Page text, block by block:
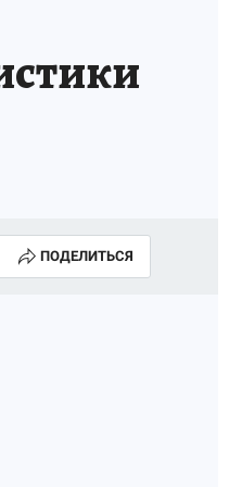
ПОДЕЛИТЬСЯ